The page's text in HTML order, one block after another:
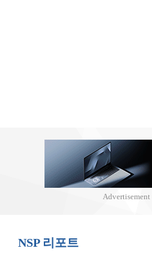
Advertisement
NSP 리포트